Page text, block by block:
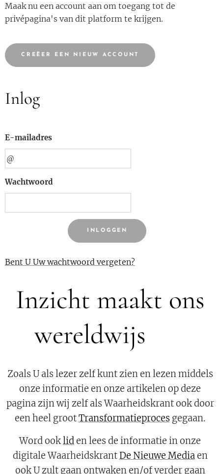
Maak nu een account aan om toegang tot de
privépagina's van dit platform te krijgen.
CREËER EEN NIEUW ACCOUNT
Inlog
E-mailadres
Wachtwoord
INLOGGEN
Bent U Uw wachtwoord vergeten?
Inzicht maakt ons
wereldwijs 💜
Zoals U als lezer zelf kunt zien en lezen middels
onze informatie en onze artikelen op deze
pagina zijn wij zelf als Waarheidskrant ook door
een heel grootTransformatieproces gegaan.
Word ookliden lees de informatie in onze
digitale WaarheidskrantDe Nieuwe Mediaen
ook U zult gaan ontwaken en/of verder gaan